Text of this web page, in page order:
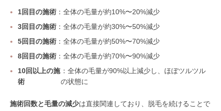
1回目の施術 ：全体の毛量が約10%〜20%減少
3回目の施術 ：全体の毛量が約30%〜50%減少
5回目の施術 ：全体の毛量が約50%〜70%減少
8回目の施術 ：全体の毛量が約70%〜90%減少
10回以上の施
術
：全体の毛量が90%以上減少し、ほぼツルツル
の状態に
施術回数と毛量の減少は直接関連しており、脱毛を続けることで